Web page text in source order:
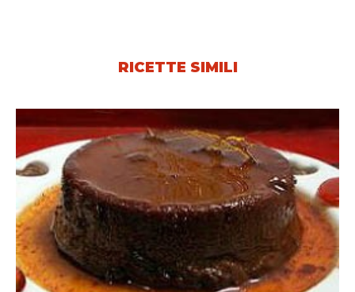
RICETTE SIMILI